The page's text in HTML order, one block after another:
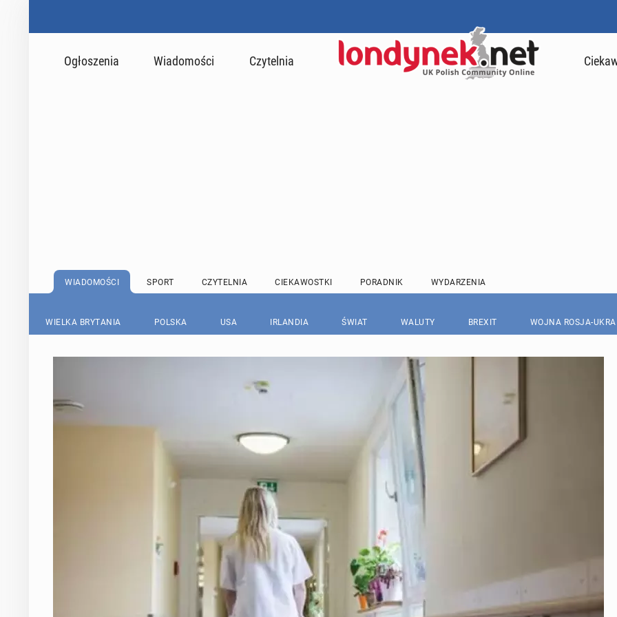
Ogłoszenia Wiadomości Czytelnia
WIADOMOŚCI SPORT CZYTELNIA CIEKAWOSTKI PORADNIK WYDARZENIA
WIELKA BRYTANIA POLSKA USA IRLANDIA ŚWIAT WALUTY BREXIT WOJNA ROSJA-